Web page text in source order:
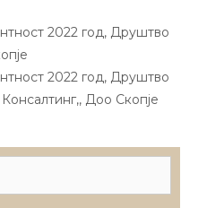
2022 год, Друштво
2022 год, Друштво
Доо Скопје